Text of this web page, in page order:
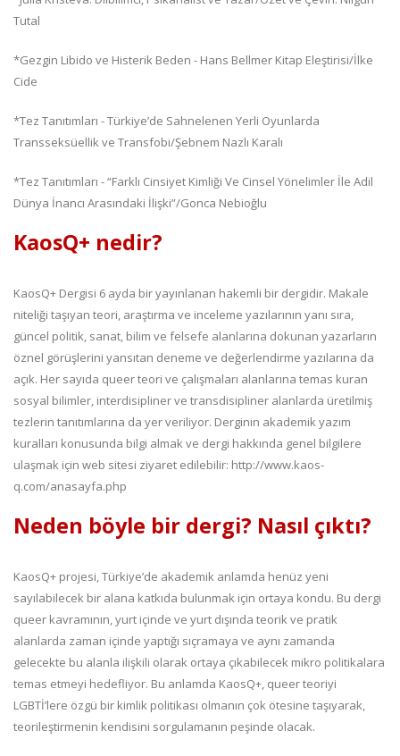
Tutal
*Gezgin Libido ve Histerik Beden - Hans Bellmer Kitap Eleştirisi/İlke
Cide
*Tez Tanıtımları - Türkiye’de Sahnelenen Yerli Oyunlarda
Transseksüellik ve Transfobi/Şebnem Nazlı Karalı
*Tez Tanıtımları - “Farklı Cinsiyet Kimliği Ve Cinsel Yönelimler İle Adil
Dünya İnancı Arasındaki İlişki”/Gonca Nebioğlu
KaosQ+ nedir?
KaosQ+ Dergisi 6 ayda bir yayınlanan hakemli bir dergidir. Makale
niteliği taşıyan teori, araştırma ve inceleme yazılarının yanı sıra,
güncel politik, sanat, bilim ve felsefe alanlarına dokunan yazarların
öznel görüşlerini yansıtan deneme ve değerlendirme yazılarına da
açık. Her sayıda queer teori ve çalışmaları alanlarına temas kuran
sosyal bilimler, interdisipliner ve transdisipliner alanlarda üretilmiş
tezlerin tanıtımlarına da yer veriliyor. Derginin akademik yazım
kuralları konusunda bilgi almak ve dergi hakkında genel bilgilere
ulaşmak için web sitesi ziyaret edilebilir: http://www.kaos-
q.com/anasayfa.php
Neden böyle bir dergi? Nasıl çıktı?
KaosQ+ projesi, Türkiye’de akademik anlamda henüz yeni
sayılabilecek bir alana katkıda bulunmak için ortaya kondu. Bu dergi
queer kavramının, yurt içinde ve yurt dışında teorik ve pratik
alanlarda zaman içinde yaptığı sıçramaya ve aynı zamanda
gelecekte bu alanla ilişkili olarak ortaya çıkabilecek mikro politikalara
temas etmeyi hedefliyor. Bu anlamda KaosQ+, queer teoriyi
LGBTİ’lere özgü bir kimlik politikası olmanın çok ötesine taşıyarak,
teorileştirmenin kendisini sorgulamanın peşinde olacak.